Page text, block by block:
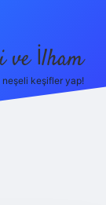
ve İlham
keşifler yap!